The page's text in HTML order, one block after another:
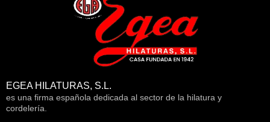
EGEA HILATURAS, S.L.
es una firma española dedicada al sector de la hilatura y
cordelería.